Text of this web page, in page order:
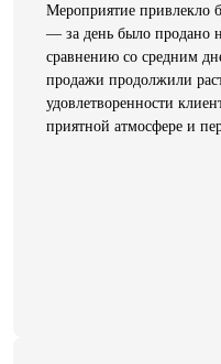
Мероприятие привлекло
— за день было продано
сравнению со средним
продажи продолжили
удовлетворенности
приятной атмосфере и